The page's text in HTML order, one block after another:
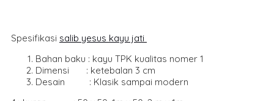
Spesifikasi salib yesus kayu jati
Bahan baku : kayu TPK kualitas nomer 1
Dimensi : ketebalan 3 cm
Desain : Klasik sampai modern